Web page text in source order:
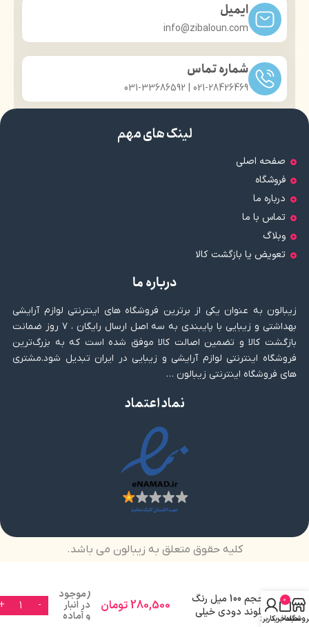
ایمیل
info@zibaloun.com
شماره تماس
021-28426469 | 031-33686592
لینک های مهم
صفحه اصلی
فروشگاه
درباره ما
تماس با ما
وبلاگ
تعویض یا بازگشت کالا
درباره ما
زیبالون به عنوان یکی از برترین فروشگاه های اینترنتی لوازم آرایشی
بهداشتی و زیبایی با پایبندی به سه اصل ارسال رایگان ، ۷ روز ضمانت
بازگشت کالا و تضمین اصالت کالا موفق شده است که به بزرگ‌ترین
فروشگاه اینترنتی لوازم آرایشی و زیبایی در ایران تبدیل شود.مشتری
های فروشگاه اینترنتی زیبالون …
نماد اعتماد
کلیه حقوق متعلق به زیبالون می باشد.
حجم 100 میل رنگ
بلوند دودی خیلی
280,500تومان
(موجود
در انبار
و آماده
0
سبد خرید
حساب کاربری من